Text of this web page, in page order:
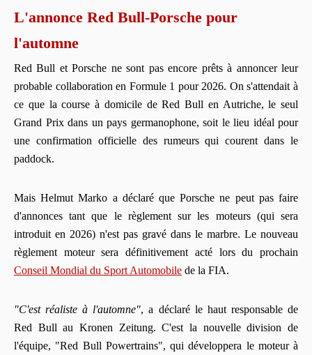
L'annonce Red Bull-Porsche pour
l'automne
Red Bull et Porsche ne sont pas encore prêts à annoncer leur
probable collaboration en Formule 1 pour 2026. On s'attendait à
ce que la course à domicile de Red Bull en Autriche, le seul
Grand Prix dans un pays germanophone, soit le lieu idéal pour
une confirmation officielle des rumeurs qui courent dans le
paddock.
Mais Helmut Marko a déclaré que Porsche ne peut pas faire
d'annonces tant que le règlement sur les moteurs (qui sera
introduit en 2026) n'est pas gravé dans le marbre. Le nouveau
règlement moteur sera définitivement acté lors du prochain
Conseil Mondial du Sport Automobile de la FIA.
"C'est réaliste à l'automne", a déclaré le haut responsable de
Red Bull au Kronen Zeitung. C'est la nouvelle division de
l'équipe, "Red Bull Powertrains", qui développera le moteur à